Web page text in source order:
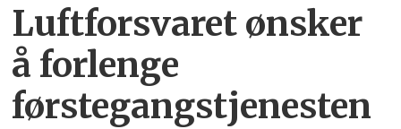
Luftforsvaret ønsker
å forlenge
førstegangstjenesten